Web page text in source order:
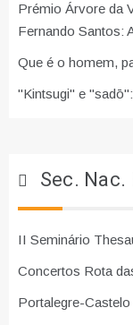
Prémio Árvore da
Fernando Santos:
Que é o homem,
"Kintsugi" e
Sec.
II Seminário
Concertos Rota
Portalegre-